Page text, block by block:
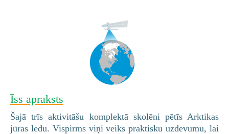
Īss apraksts
Šajā trīs aktivitāšu komplektā skolēni pētīs Arktikas
jūras ledu. Vispirms viņi veiks praktisku uzdevumu, lai